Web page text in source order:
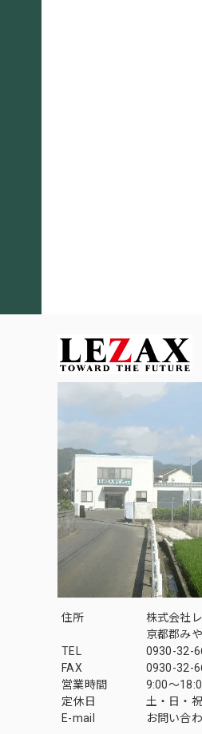
住所
株式会社
京都郡み
TEL
0930-32-
FAX
0930-32-
営業時間
9:00〜
定休日
土・日・祝
E-mail
お問い合